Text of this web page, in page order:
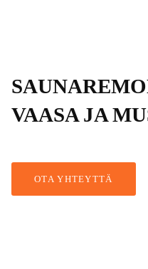
VAASA JA
OTA YHTEYTTÄ